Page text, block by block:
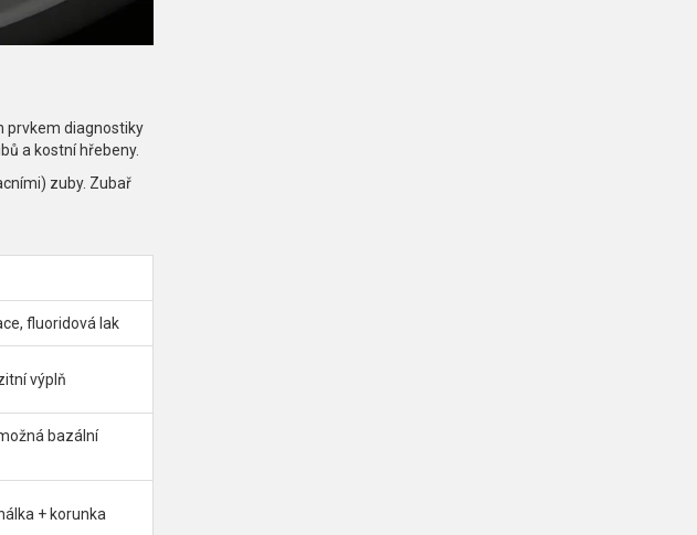
prvkem diagnostiky
a kostní hřebeny.
zuby. Zubař
fluoridová lak
výplň
bazální
+ korunkа